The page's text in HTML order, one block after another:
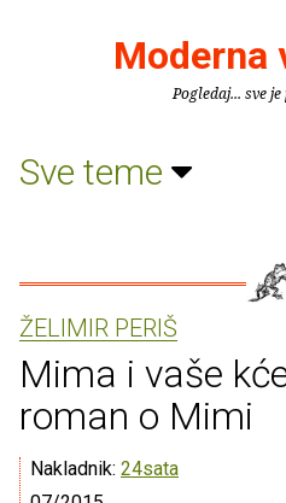
Moderna
Pogledaj... sve
Sve teme
ŽELIMIR PERIŠ
Mima i vaše
roman o Mimi
Nakladnik: 24sata